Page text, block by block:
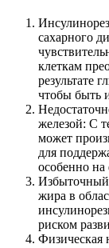
сахарного
клеткам
результате
чтобы быть
железой: С
может
для
особенно на
Избыточный
жира в
риском
Физическая